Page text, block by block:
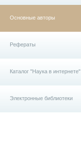
Основные авторы
Рефераты
Каталог "Наука в интернете"
Электронные библиотеки